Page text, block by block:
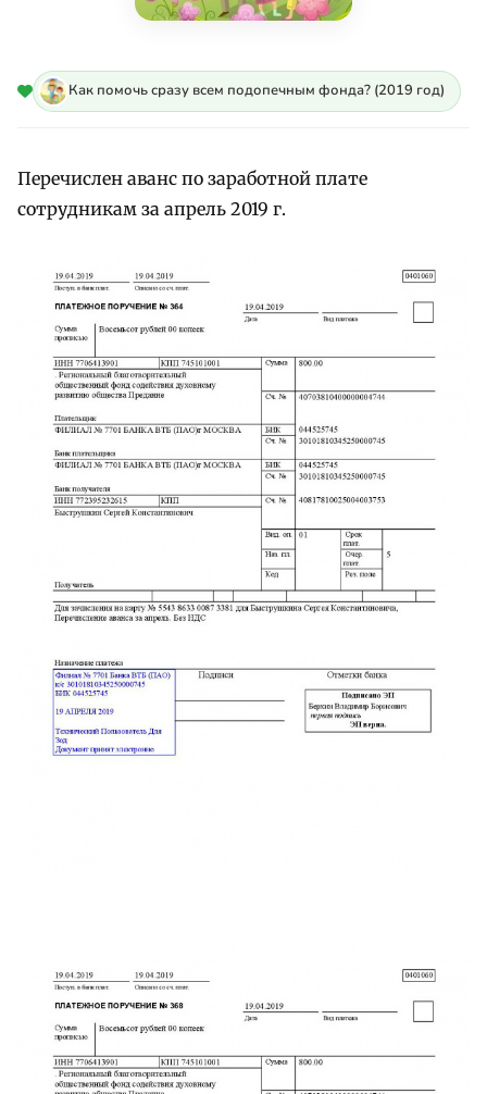
Как помочь сразу всем подопечным фонда? (2019 год)
Перечислен аванс по заработной плате
сотрудникам за апрель 2019 г.